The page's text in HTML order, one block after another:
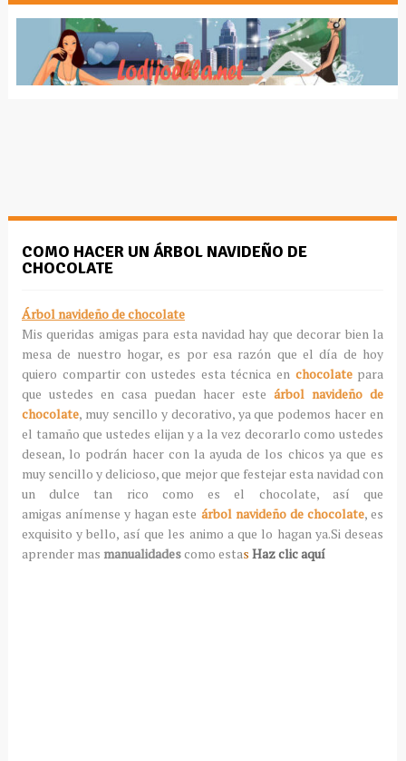
COMO HACER UN ÁRBOL NAVIDEÑO DE
CHOCOLATE
Árbol navideño de chocolate
Mis queridas amigas para esta navidad hay que decorar bien la
mesa de nuestro hogar, es por esa razón que el día de hoy
quiero compartir con ustedes esta técnica en chocolatepara
que ustedes en casa puedan hacer esteárbol navideño de
chocolate, muy sencillo y decorativo, ya que podemos hacer en
el tamaño que ustedes elijan y a la vez decorarlo como ustedes
desean, lo podrán hacer con la ayuda de los chicos ya que es
muy sencillo y delicioso, que mejor que festejar esta navidad con
un dulce tan rico como es el chocolate, así que
amigas anímense y hagan este árbol navideño de chocolate, es
exquisito y bello, así que les animo a que lo hagan ya.Si deseas
aprender mas manualidadescomo estas Haz clic aquí